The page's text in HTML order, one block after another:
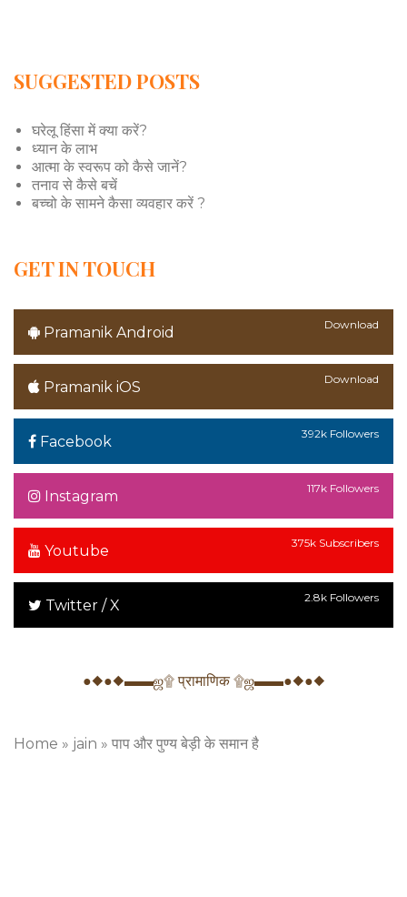
SUGGESTED POSTS
घरेलू हिंसा में क्या करें?
ध्यान के लाभ
आत्मा के स्वरूप को कैसे जानें?
तनाव से कैसे बचें
बच्चो के सामने कैसा व्यवहार करें ?
GET IN TOUCH
Pramanik Android Download
Pramanik iOS Download
Facebook 392k Followers
Instagram 117k Followers
Youtube 375k Subscribers
Twitter / X 2.8k Followers
●◆●◆▬▬ஜ۩ प्रामाणिक ۩ஜ▬▬●◆●◆
Home » jain » पाप और पुण्य बेड़ी के समान है